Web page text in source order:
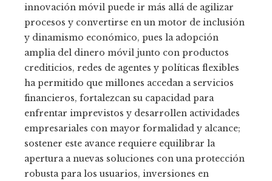
innovación móvil puede ir más allá de agilizar
procesos y convertirse en un motor de inclusión
y dinamismo económico, pues la adopción
amplia del dinero móvil junto con productos
crediticios, redes de agentes y políticas flexibles
ha permitido que millones accedan a servicios
financieros, fortalezcan su capacidad para
enfrentar imprevistos y desarrollen actividades
empresariales con mayor formalidad y alcance;
sostener este avance requiere equilibrar la
apertura a nuevas soluciones con una protección
robusta para los usuarios, inversiones en